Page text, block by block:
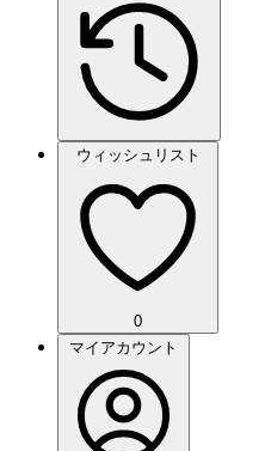
ウィッシュリスト
0
マイアカウント